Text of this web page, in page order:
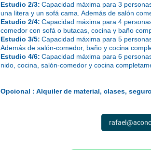
Estudio 2/3: Capacidad máxima para 3
una litera y un sofá cama. Además de salón
Estudio 2/4: Capacidad máxima para 4
comedor con sofá o butacas, cocina y baño
Estudio 3/5: Capacidad máxima para 5
Además de salón-comedor, baño y cocina
Estudio 4/6: Capacidad máxima para 6
nido, cocina, salón-comedor y cocina
Opcional : Alquiler de material, clases,